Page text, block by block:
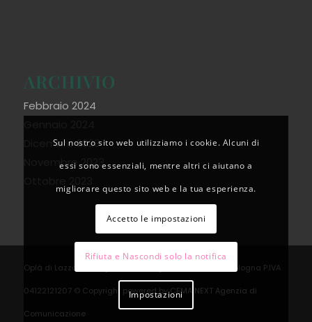
ARCHIVIO
Febbraio 2024
Dicembre 2023
Novembre 2023
Oplà di Lazzaroni Angela Via Saragozza 84/A 40123 Bologna P.IVA
04122121207 © Copyright powered byCEMA NEXT Agenzia di
Comunicazione
Sul nostro sito web utilizziamo i cookie. Alcuni di
essi sono essenziali, mentre altri ci aiutano a
migliorare questo sito web e la tua esperienza.
Accetto le impostazioni
Rifiuta e Nascondi solo la notifica
Impostazioni